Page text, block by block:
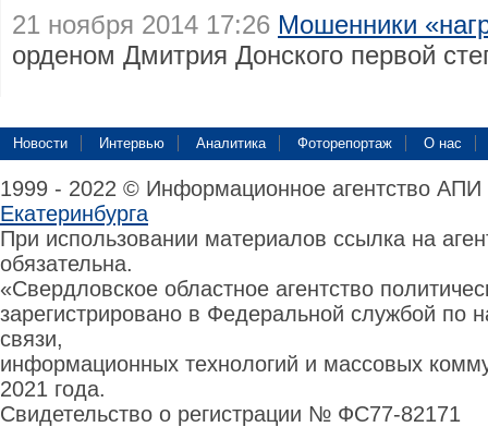
21 ноября 2014 17:26 Мошенники
орденом Дмитрия Донского первой
Новости Интервью Аналитика Фоторепортаж О нас
1999 - 2022 © Информационное агентство
Екатеринбурга
При использовании материалов ссылка на
обязательна.
«Свердловское областное агентство
зарегистрировано в Федеральной службой по
связи,
информационных технологий и массовых
2021 года.
Свидетельство о регистрации № ФС77-82171